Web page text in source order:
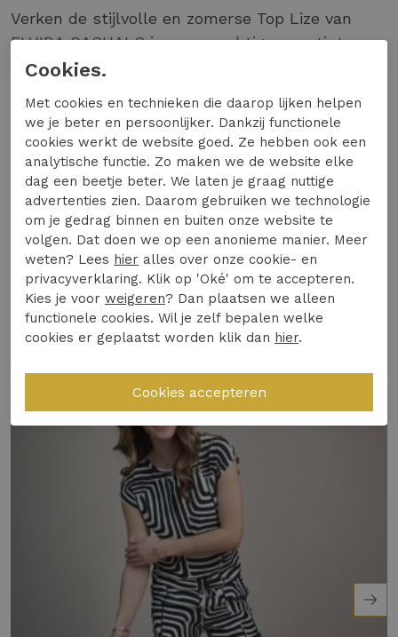
Verken de stijlvolle en zomerse Top Lize van
ELVIRA CASUALS in een prachtige roze tint.
Perfect voor de modebewuste vrouw die houdt
Gemaakt van luchtig materiaal, ideaal voor
warme zomerdagen.
Trendy roze kleur die je outfit opfleurt.
Veelzijdig te combineren met zowel jeans als
rokken.
Ontdek het zelf en voeg een vleugje kleur toe
aan je garderobe!
Lees meer
Specificaties
Winkelvoorraad
Gerelateerde producten
Cookies.
Met cookies en technieken die daarop lijken helpen
we je beter en persoonlijker. Dankzij functionele
cookies werkt de website goed. Ze hebben ook een
analytische functie. Zo maken we de website elke
dag een beetje beter. We laten je graag nuttige
advertenties zien. Daarom gebruiken we technologie
om je gedrag binnen en buiten onze website te
volgen. Dat doen we op een anonieme manier. Meer
weten? Lees hier alles over onze cookie- en
privacyverklaring. Klik op 'Oké' om te accepteren.
Kies je voor weigeren? Dan plaatsen we alleen
functionele cookies. Wil je zelf bepalen welke
cookies er geplaatst worden klik dan hier.